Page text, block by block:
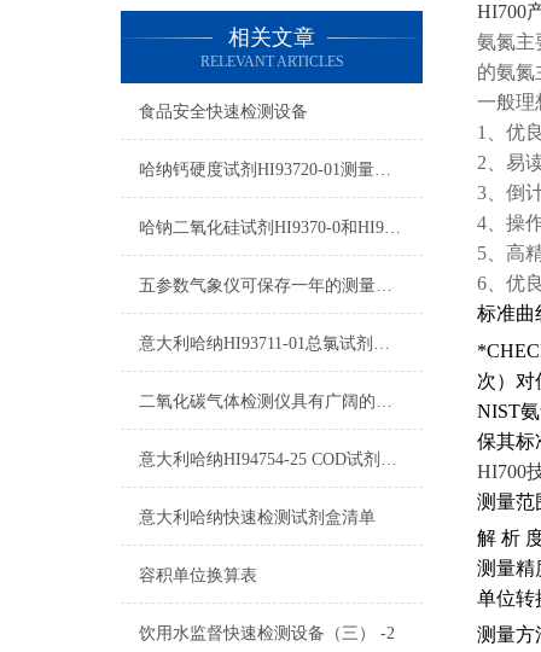
相关文章
RELEVANT ARTICLES
食品安全快速检测设备
哈纳钙硬度试剂HI93720-01测量范围及操作说明
哈钠二氧化硅试剂HI9370-0和HI93705B-0使用方法
五参数气象仪可保存一年的测量数据
意大利哈纳HI93711-01总氯试剂操作说明
二氧化碳气体检测仪具有广阔的应用市场
意大利哈纳HI94754-25 COD试剂测量标准和量程
意大利哈纳快速检测试剂盒清单
容积单位换算表
饮用水监督快速检测设备（三） -2
HI700
氨氮主
的氨氮
一般理
1、优
2、易
3、倒
4、操
5、高
6、优
标准曲
次）对
NIST
保其标
HI700
测量范
解 析
测量精
单位转
测量方